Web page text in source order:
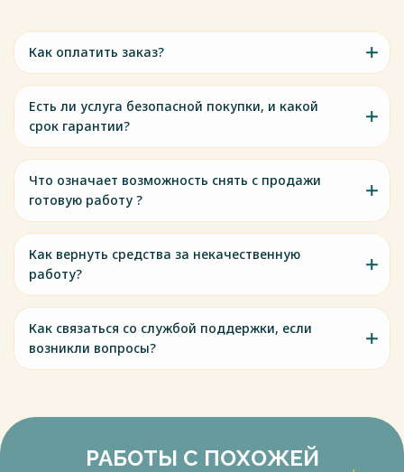
Как оплатить заказ?
Есть ли услуга безопасной покупки, и какой
срок гарантии?
Что означает возможность снять с продажи
готовую работу ?
Как вернуть средства за некачественную
работу?
Как связаться со службой поддержки, если
возникли вопросы?
РАБОТЫ С ПОХОЖЕЙ